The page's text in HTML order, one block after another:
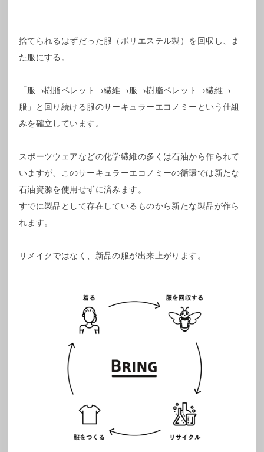
捨てられるはずだった服（ポリエステル製）を回収し、ま
た服にする。
「服→樹脂ペレット→繊維→服→樹脂ペレット→繊維→
服」と回り続ける服のサーキュラーエコノミーという仕組
みを確立しています。
スポーツウェアなどの化学繊維の多くは石油から作られて
いますが、このサーキュラーエコノミーの循環では新たな
石油資源を使用せずに済みます。
すでに製品として存在しているものから新たな製品が作ら
れます。
リメイクではなく、新品の服が出来上がります。